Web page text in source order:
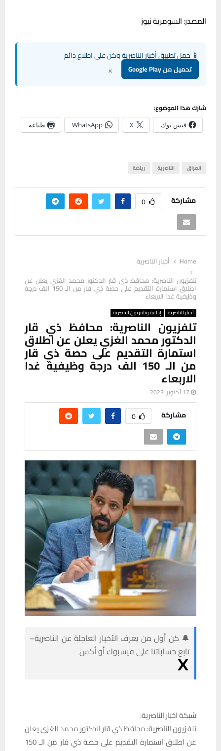
المصدر: السومرية نيوز
📱 حمل تطبيق أخبار الناصرية وكن على اطلاع دائم
تحميل من Google Play ×
شارك هذا الموضوع:
فيس بوك X
WhatsApp طباعة
العراق الناصرية رياضة
مشاركة 0
Home
أخبار الناصرية
تلفزيون الناصرية: محافظ ذي قار الدكتور محمد الغزي يعلن عن
اطلاق استمارة التقديم على حصة ذي قار من الـ 150 الف درجة
وظيفية غدا الاربعاء
أخبار الناصرية إذاعة وتلفزيون الناصرية
تلفزيون الناصرية: محافظ ذي قار
الدكتور محمد الغزي يعلن عن اطلاق
استمارة التقديم على حصة ذي قار
من الـ 150 الف درجة وظيفية غدا
الاربعاء
17 أكتوبر، 2023
مشاركة 0
🔔 كن أول من يعرف الأخبار العاجلة عن الناصرية–
تابع حساباتنا على فيسبوك أو أكس
شبكة اخبار الناصرية:
تلفزيون الناصرية: محافظ ذي قار الدكتور محمد الغزي يعلن
عن اطلاق استمارة التقديم على حصة ذي قار من الـ 150